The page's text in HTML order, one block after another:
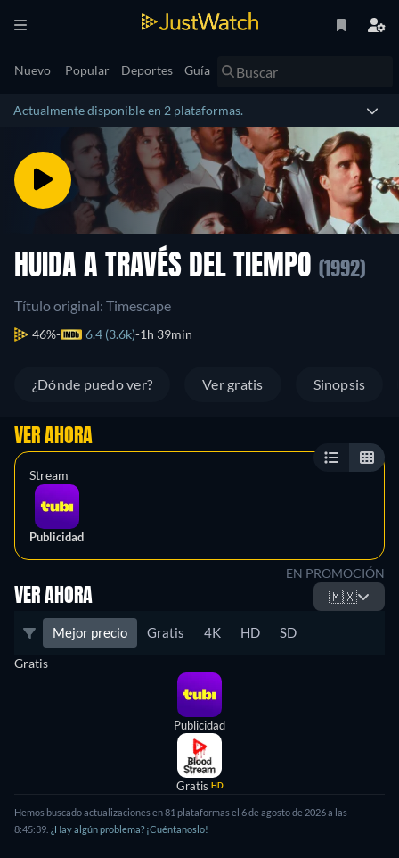
Nuevo Popular Deportes Guía
Actualmente disponible en 2 plataformas.
HUIDA A TRAVÉS DEL TIEMPO (1992)
Título original: Timescape
46% 6.4 (3.6k) 1h 39min
¿Dónde puedo ver? Ver gratis Sinopsis
VER AHORA
Stream
Publicidad
EN PROMOCIÓN
VER AHORA 🇲🇽
Mejor precio Gratis 4K HD SD
Gratis
Publicidad
Gratis HD
Hemos buscado actualizaciones en 81 plataformas el 6 de agosto de 2026 a las
8:45:39. ¿Hay algún problema? ¡Cuéntanoslo!